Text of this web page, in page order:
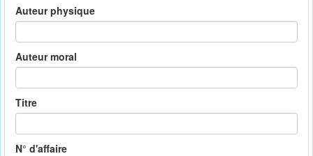
Auteur physique
Auteur moral
Titre
N° d'affaire